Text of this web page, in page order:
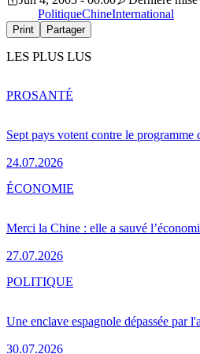
PolitiqueChineInternational
Print Partager
LES PLUS LUS
Sept pays votent contre le programme
24.07.2026
PROSANTÉ
Merci la Chine : elle a sauvé
27.07.2026
ÉCONOMIE
Une enclave espagnole dépassée par
30.07.2026
POLITIQUE